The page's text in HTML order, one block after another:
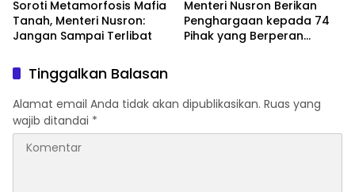
Soroti Metamorfosis Mafia
Tanah, Menteri Nusron:
Jangan Sampai Terlibat
Menteri Nusron Berikan
Penghargaan kepada 74
Pihak yang Berperan
Tinggalkan Balasan
Alamat email Anda tidak akan dipublikasikan. Ruas yang
wajib ditandai *